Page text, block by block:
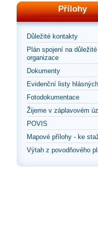
Přílohy
Důležité kontakty
Plán spojení na důležité
organizace
Dokumenty
Evidenční listy
Fotodokumentace
Žijeme v záplavovém
POVIS
Mapové přílohy - ke
Výtah z povodňového